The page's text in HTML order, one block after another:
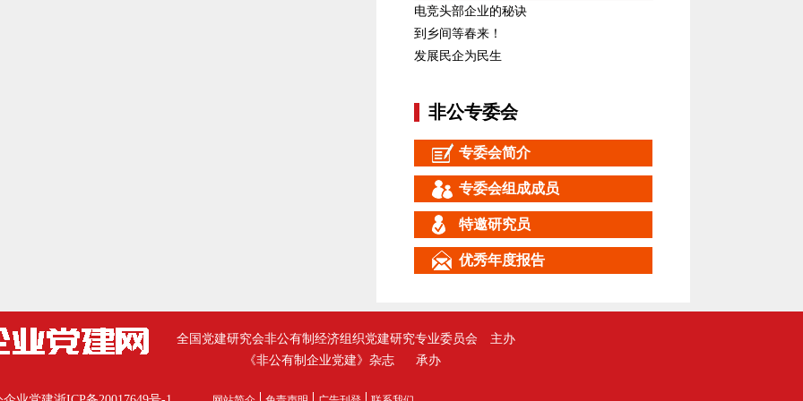
电竞头部企业的秘诀
到乡间等春来！
发展民企为民生
非公专委会
专委会简介
专委会组成成员
特邀研究员
优秀年度报告
全国党建研究会非公有制经济组织党建研究专业委员会
主办
《非公有制企业党建》杂志
承办